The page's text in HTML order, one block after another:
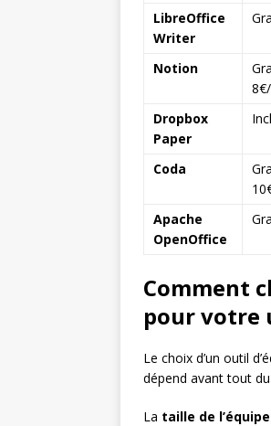
LibreOffice
Writer
Notion
Dropbox
Paper
Coda
Apache
OpenOffice
Comment
pour votre
Le choix d’un outil
dépend avant tout
La taille de l’équipe